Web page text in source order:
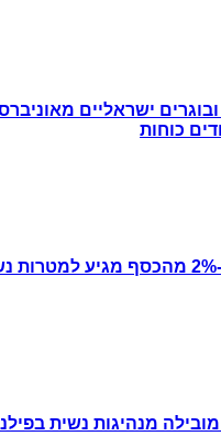
ישראליים
כוחות
הנתון המדהים: "פחות מ-2% מהכסף
מנהיגות נשית